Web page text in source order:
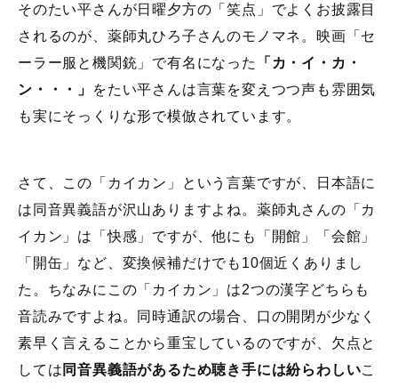
そのたい平さんが日曜夕方の「笑点」でよくお披露目
されるのが、薬師丸ひろ子さんのモノマネ。映画「セ
ーラー服と機関銃」で有名になった
「カ・イ・カ・
ン・・・」
をたい平さんは言葉を変えつつ声も雰囲気
も実にそっくりな形で模倣されています。
さて、この「カイカン」という言葉ですが、日本語に
は同音異義語が沢山ありますよね。薬師丸さんの「カ
イカン」は「快感」ですが、他にも「開館」「会館」
「開缶」など、変換候補だけでも10個近くありまし
た。ちなみにこの「カイカン」は2つの漢字どちらも
音読みですよね。同時通訳の場合、口の開閉が少なく
素早く言えることから重宝しているのですが、欠点と
しては 同音異義語があるため聴き手には紛らわしいこ